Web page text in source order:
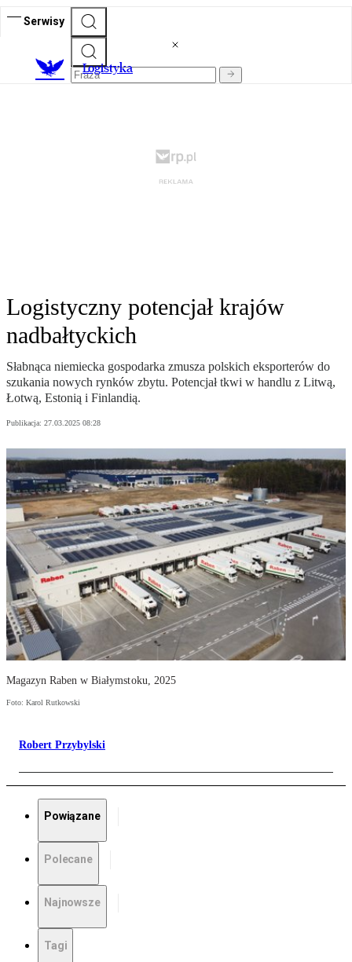
Serwisy
Logistyka
Logistyczny potencjał krajów
nadbałtyckich
Słabnąca niemiecka gospodarka zmusza polskich eksporterów do
szukania nowych rynków zbytu. Potencjał tkwi w handlu z Litwą,
Łotwą, Estonią i Finlandią.
Publikacja: 27.03.2025 08:28
Magazyn Raben w Białymstoku, 2025
Foto: Karol Rutkowski
Robert Przybylski
Powiązane
Polecane
Najnowsze
Tagi